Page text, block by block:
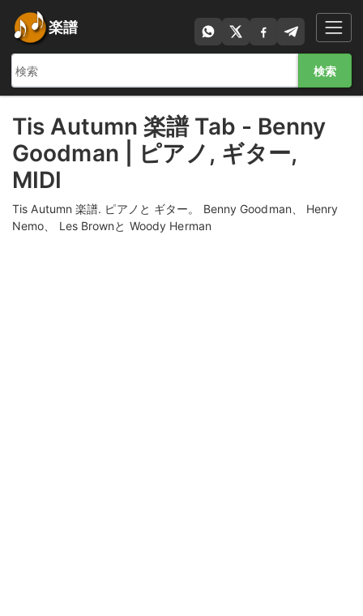
楽譜
検索
Tis Autumn 楽譜 Tab - Benny
Goodman | ピアノ, ギター,
MIDI
Tis Autumn 楽譜. ピアノと ギター。 Benny Goodman、 Henry
Nemo、 Les Brownと Woody Herman